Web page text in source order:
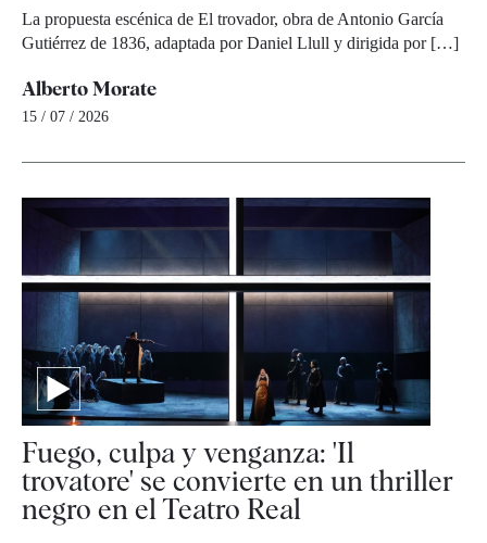
La propuesta escénica de El trovador, obra de Antonio García
Gutiérrez de 1836, adaptada por Daniel Llull y dirigida por […]
Alberto Morate
15 / 07 / 2026
Fuego, culpa y venganza: 'Il
trovatore' se convierte en un thriller
negro en el Teatro Real